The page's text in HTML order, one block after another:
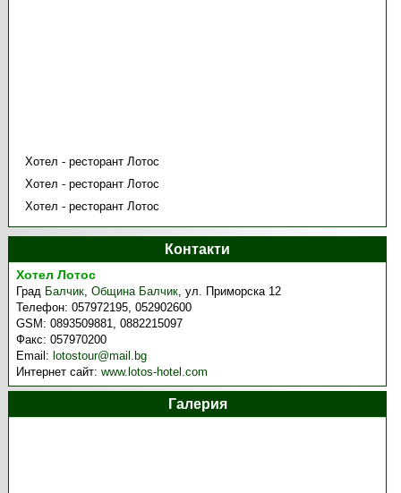
Хотел - ресторант Лотос
Хотел - ресторант Лотос
Хотел - ресторант Лотос
Контакти
Хотел Лотос
Град Балчик,Община Балчик,ул. Приморска 12
Телефон:057972195, 052902600
GSM:0893509881, 0882215097
Факс:057970200
Email: lotostour@mail.bg
Интернет сайт:www.lotos-hotel.com
Галерия